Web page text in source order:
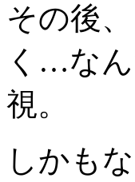
その後
く…な
視。
しかも